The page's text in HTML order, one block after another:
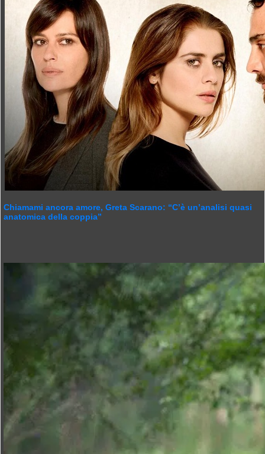
Chiamami ancora amore, Greta Scarano: “C’è un’analisi quasi
anatomica della coppia”